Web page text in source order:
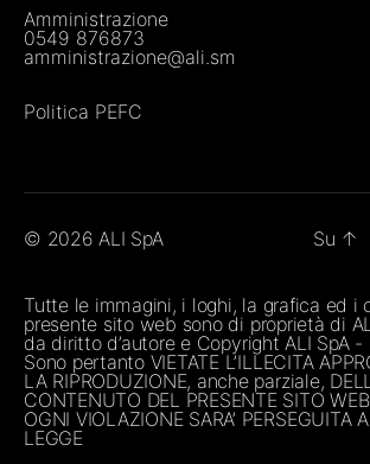
Amministrazione
0549 876873
amministrazione@ali.sm
Politica PEFC
© 2026ALI SpA Su ↑
Tutte le immagini, i loghi, la grafica ed i
presente sito web sono di proprietà di
da diritto d’autore e Copyright ALI SpA -
Sono pertanto VIETATE L’ILLECITA
LA RIPRODUZIONE, anche parziale,
CONTENUTO DEL PRESENTE SITO WEB
OGNI VIOLAZIONE SARA’ PERSEGUITA
LEGGE